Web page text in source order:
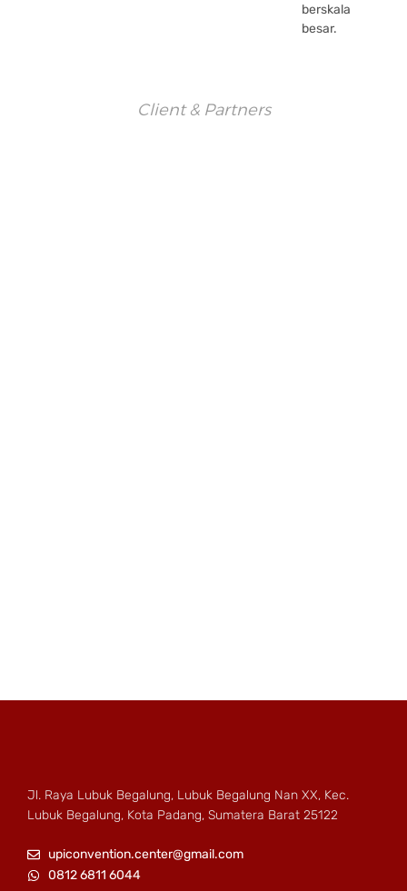
berskala
besar.
Client & Partners
Jl. Raya Lubuk Begalung, Lubuk Begalung Nan XX, Kec.
Lubuk Begalung, Kota Padang, Sumatera Barat 25122
upiconvention.center@gmail.com
0812 6811 6044